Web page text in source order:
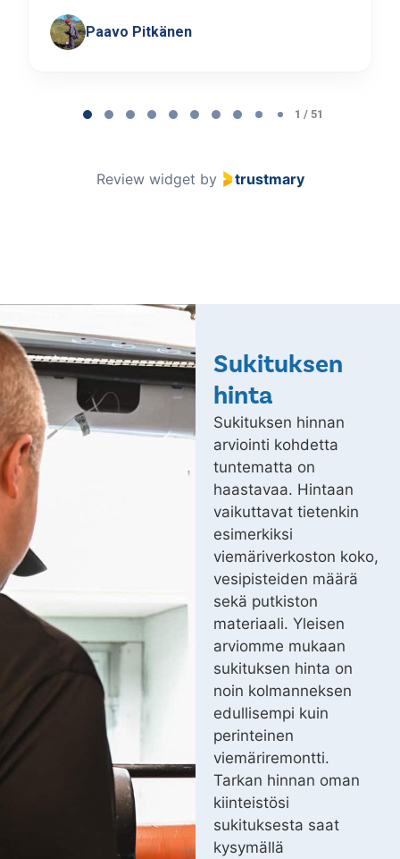
Paavo Pitkänen
1 / 51
Review widget by trustmary
Sukituksen
hinta
Sukituksen hinnan
arviointi kohdetta
tuntematta on
haastavaa. Hintaan
vaikuttavat tietenkin
esimerkiksi
viemäriverkoston koko,
vesipisteiden määrä
sekä putkiston
materiaali. Yleisen
arviomme mukaan
sukituksen hinta on
noin kolmanneksen
edullisempi kuin
perinteinen
viemäriremontti.
Tarkan hinnan oman
kiinteistösi
sukituksesta saat
kysymällä